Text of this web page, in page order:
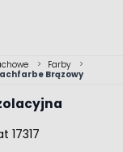
> Farby
>
Brązowy
17317